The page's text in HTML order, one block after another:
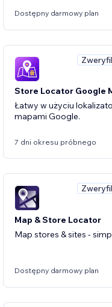
Dostępny darmowy plan
Store Locator Google
Łatwy w użyciu
mapami Google.
7 dni okresu próbnego
Map & Store Locator
Map stores & sites -
Dostępny darmowy plan